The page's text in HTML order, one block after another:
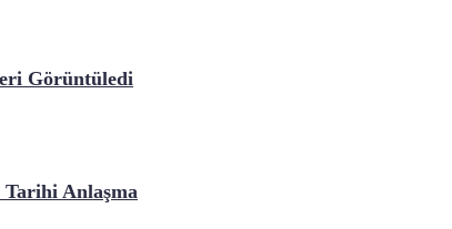
Görüntüledi
Tarihi Anlaşma